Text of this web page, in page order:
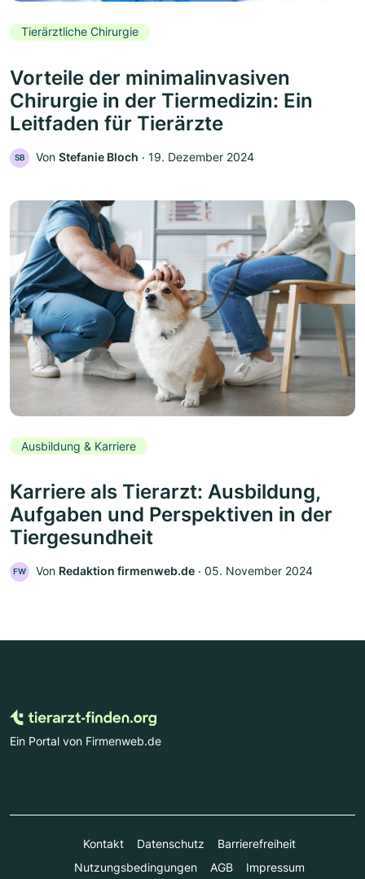
Tierärztliche Chirurgie
Vorteile der minimalinvasiven
Chirurgie in der Tiermedizin: Ein
Leitfaden für Tierärzte
SB Von Stefanie Bloch ‧ 19. Dezember 2024
Ausbildung & Karriere
Karriere als Tierarzt: Ausbildung,
Aufgaben und Perspektiven in der
Tiergesundheit
FW Von Redaktion firmenweb.de ‧ 05. November 2024
Ein Portal von Firmenweb.de
Kontakt Datenschutz
Barrierefreiheit
Nutzungsbedingungen
AGB Impressum